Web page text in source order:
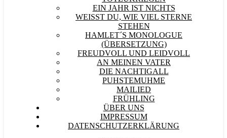
EIN JAHR IST NICHTS
WEISST DU, WIE VIEL STERNE S
TEHEN
HAMLET´S MONOLOGUE
(ÜBERSETZUNG)
FREUDVOLL UND LEIDVOLL
AN MEINEN VATER
DIE NACHTIGALL
PUHSTEMUHME
MAILIED
FRÜHLING
ÜBER UNS
IMPRESSUM
DATENSCHUTZERKLÄRUNG